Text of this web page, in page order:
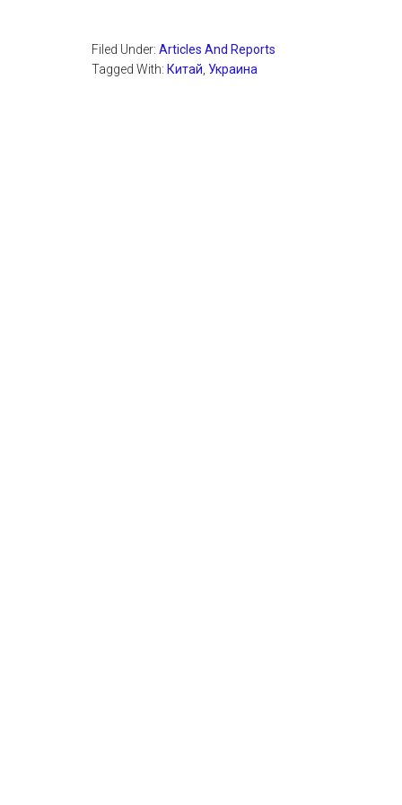
Filed Under: Articles And Reports
Tagged With: Китай Украина